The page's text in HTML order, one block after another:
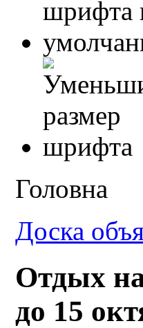
Головна
Доска
Отдых
до 15